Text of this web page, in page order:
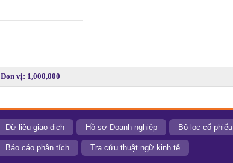
Đơn vị: 1,000,000
Dữ liệu giao dịch Hồ sơ Doanh nghiệp Bộ lọc cổ phiếu
Báo cáo phân tích Tra cứu thuật ngữ kinh tế